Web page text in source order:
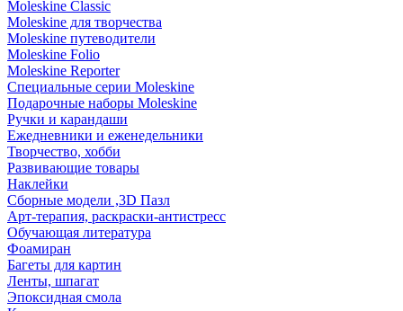
Moleskine Classic
Moleskine для творчества
Moleskine путеводители
Moleskine Folio
Moleskine Reporter
Специальные серии Moleskine
Подарочные наборы Moleskine
Ручки и карандаши
Ежедневники и еженедельники
Творчество, хобби
Развивающие товары
Наклейки
Сборные модели ,3D Пазл
Арт-терапия, раскраски-антистресс
Обучающая литература
Фоамиран
Багеты для картин
Ленты, шпагат
Эпоксидная смола